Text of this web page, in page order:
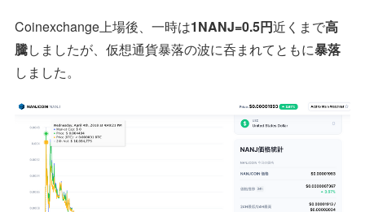
Coinexchange上場後、一時は1NANJ=0.5円近くまで高
騰しましたが、仮想通貨暴落の波に呑まれてともに暴落
しました。